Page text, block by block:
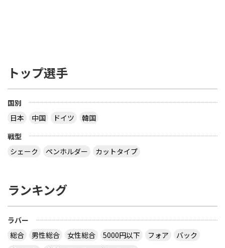
レードの厚さで 85% は天然木材でなくてはならな
い とすると、接着層の厚さは ３枚合板で 15 / 2 ＝
7.5% 以下 ５枚合板で 15 / 4 ＝ 3.75% 以下 ７枚合
なら接着層 15% もありえますね 【質問】 （１）卓
ラケットで フォア面に近い所に 厚い接着層を入れ
る想定をしたのでしょうか？
いケースもあり得ますよ。 ２枚合板、昔にあったセ
板だったか、４枚合板だったかは忘れましたが。
サイトを見る
トップ選手
国別
日本
中国 ドイツ
韓国
戦型
シェーク
ペンホルダー カットタイプ
ランキング
ラバー
総合
男性総合 女性総合 5000円以下 フォア
バック